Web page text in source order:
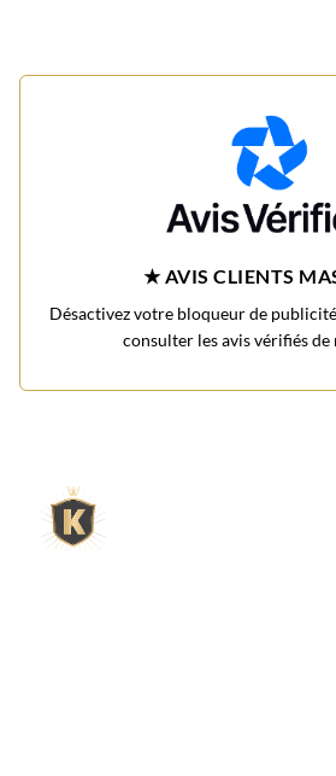
★ AVIS CLIENTS
Désactivez votre bloqueur de
consulter les avis vérifiés de